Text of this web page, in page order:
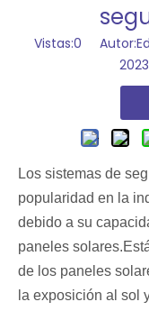
Vistas:0
Los sistemas de
popularidad en la
debido a su
paneles
de los paneles
la exposición al sol